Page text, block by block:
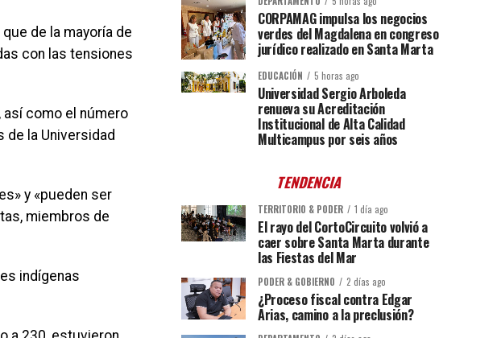
de la mayoría de
con las tensiones
como el número
de la Universidad
y «pueden ser
miembros de
indígenas
CORPAMAG impulsa los negocios
verdes del Magdalena en congreso
jurídico realizado en Santa Marta
EDUCACIÓN 5 horas ago
Universidad Sergio Arboleda
renueva su Acreditación
Institucional de Alta Calidad
Multicampus por seis años
TENDENCIA
TERRITORIO & PODER 1 día ago
El rayo del CortoCircuito volvió a
caer sobre Santa Marta durante
las Fiestas del Mar
PODER & GOBIERNO 2 días ago
¿Proceso fiscal contra Edgar
Arias, camino a la preclusión?